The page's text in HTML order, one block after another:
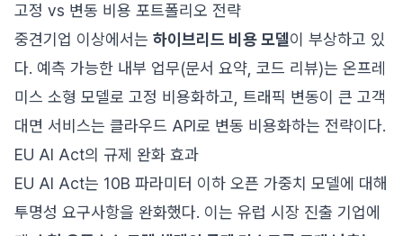
고정 vs 변동 비용 포트폴리오 전략
중견기업 이상에서는 하이브리드 비용 모델이 부상하고 있
다. 예측 가능한 내부 업무(문서 요약, 코드 리뷰)는 온프레
미스 소형 모델로 고정 비용화하고, 트래픽 변동이 큰 고객
대면 서비스는 클라우드 API로 변동 비용화하는 전략이다.
EU AI Act의 규제 완화 효과
EU AI Act는 10B 파라미터 이하 오픈 가중치 모델에 대해
투명성 요구사항을 완화했다. 이는 유럽 시장 진출 기업에